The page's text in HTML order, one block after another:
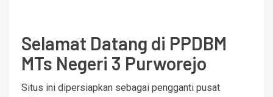
Selamat Datang di PPDBM
MTs Negeri 3 Purworejo
Situs ini dipersiapkan sebagai pengganti pusat